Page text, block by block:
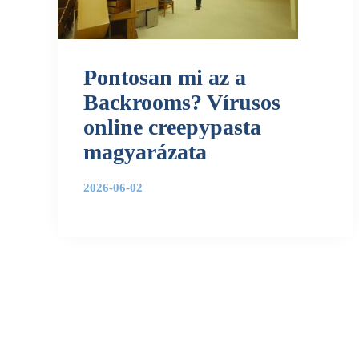
Pontosan mi az a
Backrooms? Vírusos
online creepypasta
magyarázata
2026-06-02